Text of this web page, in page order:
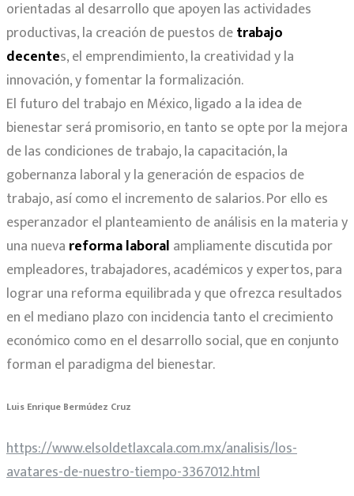
orientadas al desarrollo que apoyen las actividades
productivas, la creación de puestos detrabajo
decentes, el emprendimiento, la creatividad y la
innovación, y fomentar la formalización.
El futuro del trabajo en México, ligado a la idea de
bienestar será promisorio, en tanto se opte por la mejora
de las condiciones de trabajo, la capacitación, la
gobernanza laboral y la generación de espacios de
trabajo, así como el incremento de salarios. Por ello es
esperanzador el planteamiento de análisis en la materia y
una nueva reforma laboral ampliamente discutida por
empleadores, trabajadores, académicos y expertos, para
lograr una reforma equilibrada y que ofrezca resultados
en el mediano plazo con incidencia tanto el crecimiento
económico como en el desarrollo social, que en conjunto
forman el paradigma del bienestar.
Luis Enrique Bermúdez Cruz
https://www.elsoldetlaxcala.com.mx/analisis/los-
avatares-de-nuestro-tiempo-3367012.html